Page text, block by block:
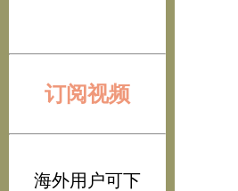
订阅视频
海外用户可下